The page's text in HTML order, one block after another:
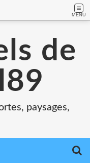
MENU
de
paysages,